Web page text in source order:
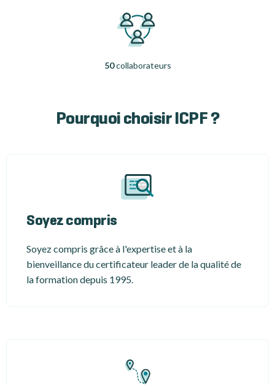
50collaborateurs
Pourquoi choisir ICPF ?
Soyez compris
Soyez compris grâce à l'expertise et à la
bienveillance du certificateur leader de la qualité de
la formation depuis 1995.